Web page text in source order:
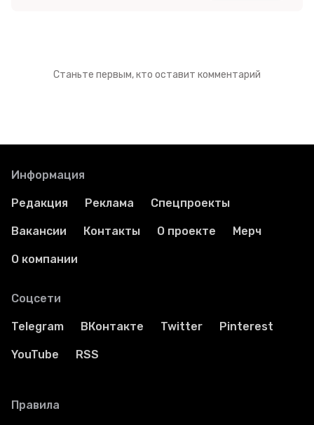
Станьте первым, кто оставит комментарий
Информация
Редакция Реклама Спецпроекты
Вакансии Контакты О проекте Мерч
О компании
Соцсети
Telegram ВКонтакте Twitter Pinterest
YouTube RSS
Правила